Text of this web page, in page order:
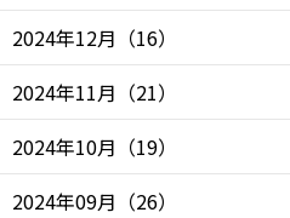
2024年12月 （16）
2024年11月 （21）
2024年10月 （19）
2024年09月 （26）